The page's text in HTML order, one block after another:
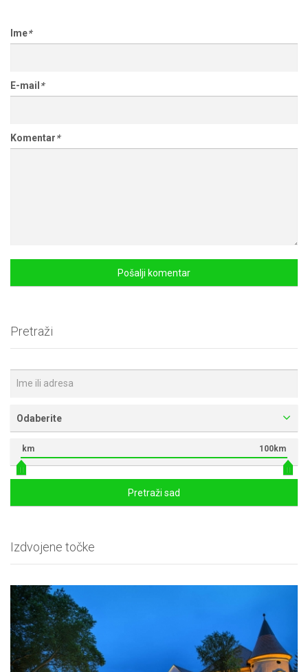
Ime*
E-mail *
Komentar*
Pretraži
Odaberite
km 100km
Pretraži sad
Izdvojene točke